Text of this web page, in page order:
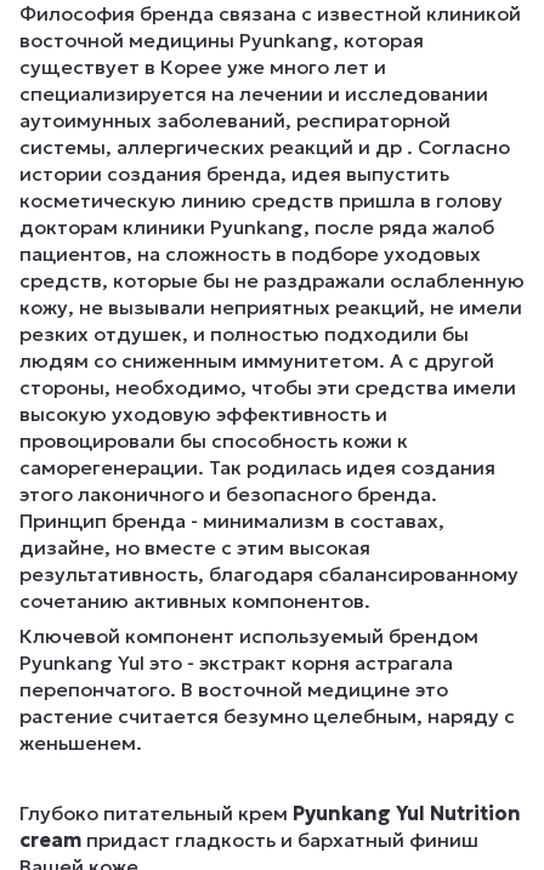
Философия бренда связана с известной клиникой
восточной медицины Pyunkang, которая
существует в Корее уже много лет и
специализируется на лечении и исследовании
аутоимунных заболеваний, респираторной
системы, аллергических реакций и др . Согласно
истории создания бренда, идея выпустить
косметическую линию средств пришла в голову
докторам клиники Pyunkang, после ряда жалоб
пациентов, на сложность в подборе уходовых
средств, которые бы не раздражали ослабленную
кожу, не вызывали неприятных реакций, не имели
резких отдушек, и полностью подходили бы
людям со сниженным иммунитетом. А с другой
стороны, необходимо, чтобы эти средства имели
высокую уходовую эффективность и
провоцировали бы способность кожи к
саморегенерации. Так родилась идея создания
этого лаконичного и безопасного бренда.
Принцип бренда - минимализм в составах,
дизайне, но вместе с этим высокая
результативность, благодаря сбалансированному
сочетанию активных компонентов.
Ключевой компонент используемый брендом
Pyunkang Yul это - экстракт корня астрагала
перепончатого. В восточной медицине это
растение считается безумно целебным, наряду с
женьшенем.
Глубоко питательный крем Pyunkang Yul Nutrition
cream придаст гладкость и бархатный финиш